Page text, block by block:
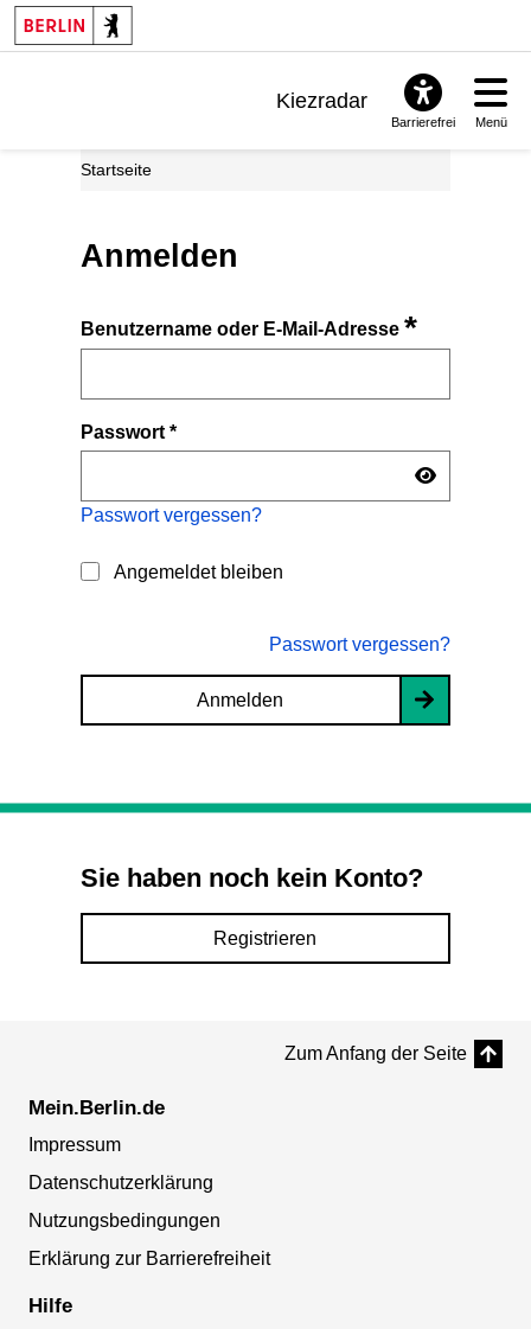
Kiezradar
Barrierefrei Menü
Startseite
Anmelden
Benutzername oder E-Mail-Adresse*
Passwort*
Passwort vergessen?
Angemeldet bleiben
Passwort vergessen?
Anmelden
Sie haben noch kein Konto?
Registrieren
Zum Anfang der Seite
Mein.Berlin.de
Impressum
Datenschutzerklärung
Nutzungsbedingungen
Erklärung zur Barrierefreiheit
Hilfe